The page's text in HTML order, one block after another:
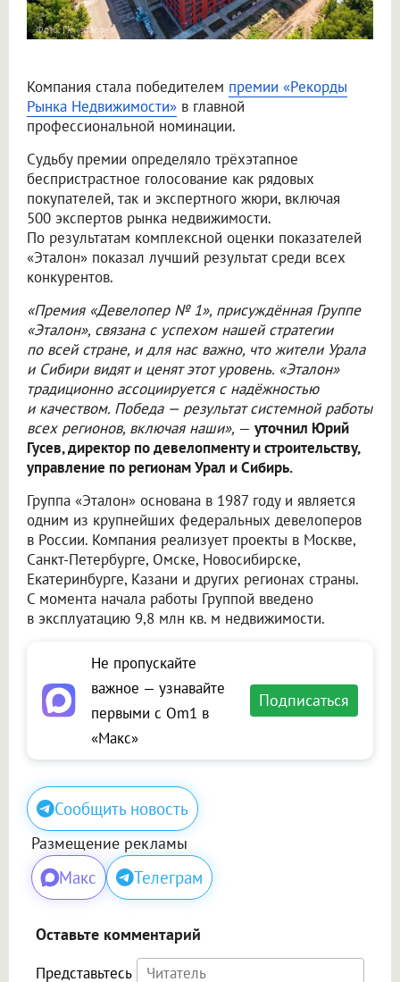
Фото: ГК «Эталон»
Компания стала победителем премии «Рекорды
Рынка Недвижимости» в главной
профессиональной номинации.
Судьбу премии определяло трёхэтапное
беспристрастное голосование как рядовых
покупателей, так и экспертного жюри, включая
500 экспертов рынка недвижимости.
По результатам комплексной оценки показателей
«Эталон» показал лучший результат среди всех
конкурентов.
«Премия «Девелопер № 1», присуждённая Группе
«Эталон», связана с успехом нашей стратегии
по всей стране, и для нас важно, что жители Урала
и Сибири видят и ценят этот уровень. «Эталон»
традиционно ассоциируется с надёжностью
и качеством. Победа — результат системной работы
всех регионов, включая наши», — уточнил Юрий
Гусев, директор по девелопменту и строительству,
управление по регионам Урал и Сибирь.
Группа «Эталон» основана в 1987 году и является
одним из крупнейших федеральных девелоперов
в России. Компания реализует проекты в Москве,
Санкт-Петербурге, Омске, Новосибирске,
Екатеринбурге, Казани и других регионах страны.
С момента начала работы Группой введено
в эксплуатацию 9,8 млн кв. м недвижимости.
Не пропускайте
важное — узнавайте
первыми с Om1 в
«Макс»
Подписаться
Сообщить новость
Размещение рекламы
Макс Телеграм
Оставьте комментарий
Представьтесь